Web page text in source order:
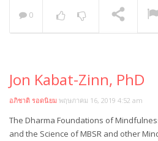
0
Jon Kabat-Zinn, PhD
อภิชาติ รอดนิยม พฤษภาคม 16, 2019 4:52 am
The Dharma Foundations of
and the Science of MBSR and other